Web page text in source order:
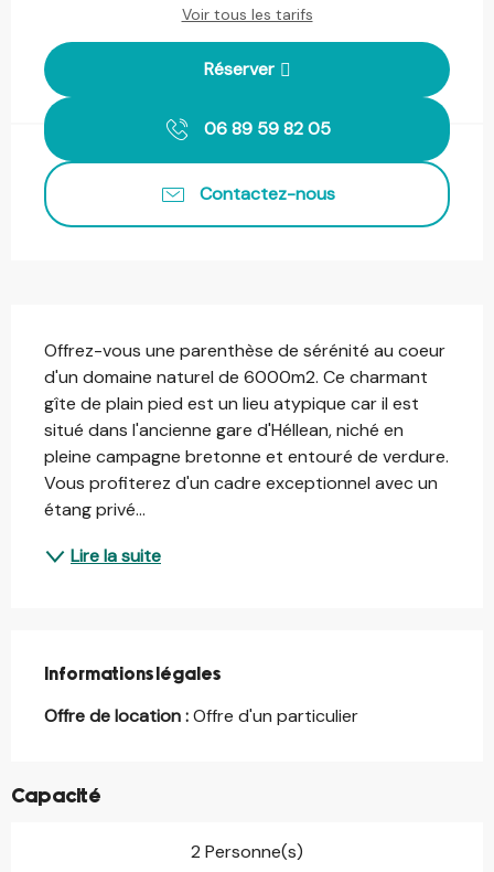
Voir tous les tarifs
Réserver
06 89 59 82 05
Contactez-nous
Offrez-vous une parenthèse de sérénité au coeur
d'un domaine naturel de 6000m2. Ce charmant
gîte de plain pied est un lieu atypique car il est
situé dans l'ancienne gare d'Héllean, niché en
pleine campagne bretonne et entouré de verdure.
Vous profiterez d'un cadre exceptionnel avec un
étang privé...
Lire la suite
Informations légales
Informations légales
Offre de location :Offre d'un particulier
Capacité
2 Personne(s)